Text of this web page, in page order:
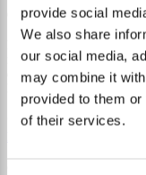
provide social
We also share
our social media,
may combine it
provided to them
of their services.
Cum transformăm feedback-
Feedback-ul poate fi
reluarea unor lecții,
de studiu. Astfel,
👉Te așteptăm pe